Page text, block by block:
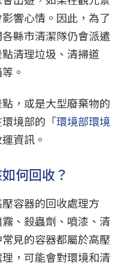
響心情。因此，為了
縣市清潔隊仍會派遣
清理垃圾、清掃道
。
，或是大型廢棄物的
境部的「環境部環境
資訊。
何回收？
容器的回收處理方
、殺蟲劑、噴漆、清
見的容器都屬於高壓
，可能會對環境和清